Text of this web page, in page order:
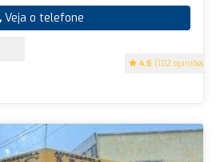
4.6 (102 opiniões)
Veja o telefone